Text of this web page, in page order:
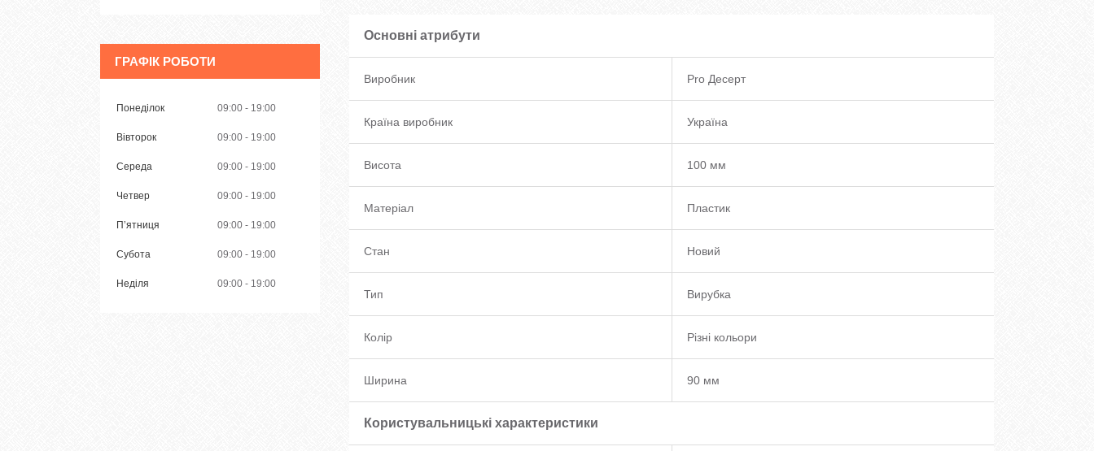
Основні атрибути
Виробник Pro Десерт
Країна виробник Україна
Висота 100 мм
Матеріал Пластик
Стан Новий
Тип Вирубка
Колір Різні кольори
Ширина 90 мм
Користувальницькі характеристики
ГРАФІК РОБОТИ
Понеділок 09:00 19:00
Вівторок 09:00 19:00
Середа 09:00 19:00
Четвер 09:00 19:00
Пʼятниця 09:00 19:00
Субота 09:00 19:00
Неділя 09:00 19:00